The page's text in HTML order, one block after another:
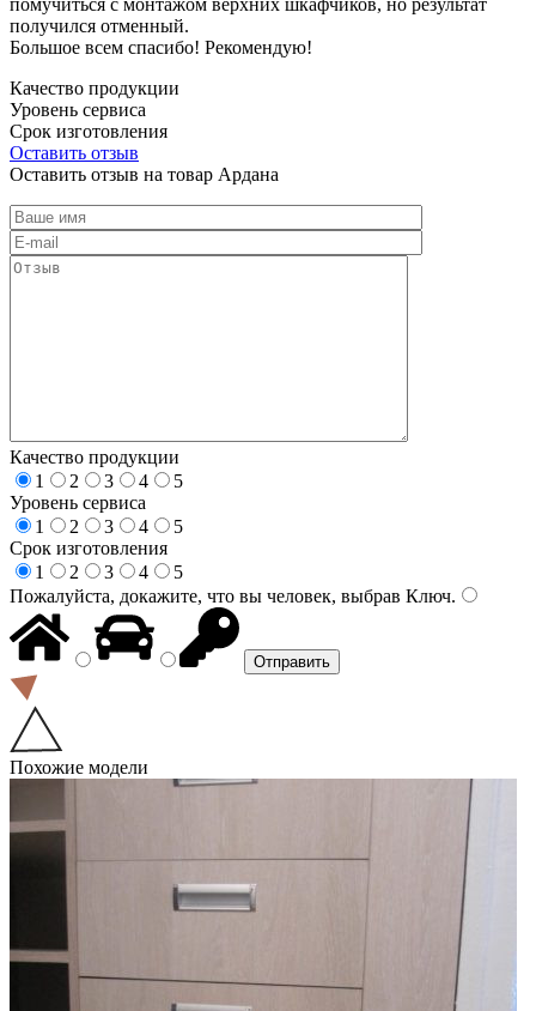
получился отменный.
Большое всем спасибо! Рекомендую!
Качество продукции
Уровень сервиса
Срок изготовления
Оставить отзыв
Оставить отзыв на товар Ардана
Качество продукции
1
2 3 4
5
Уровень сервиса
1
2 3 4
5
Срок изготовления
1
2 3 4
5
Пожалуйста, докажите, что вы человек, выбрав Ключ.
Похожие модели